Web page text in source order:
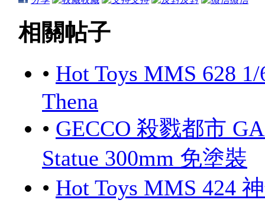
相關帖子
• Hot Toys MMS 628
Thena
• GECCO 殺戮都市
Statue 300mm 免塗裝
• Hot Toys MMS 424